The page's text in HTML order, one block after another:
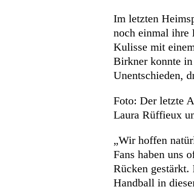
Im letzten
noch einmal ihre
Kulisse mit
Birkner konnte
Unentschieden,
Foto: Der letzte
Laura Rüffieux
„Wir hoffen
Fans haben uns
Rücken
Handball in